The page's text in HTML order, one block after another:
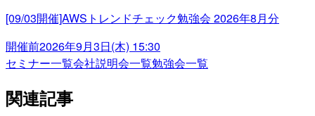
[09/03開催]AWSトレンドチェック勉強会 2026年8月分
開催前2026年9月3日(木) 15:30
セミナー一覧会社説明会一覧勉強会一覧
関連記事